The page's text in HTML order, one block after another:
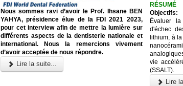
Nous sommes ravi d’avoir le Prof. Ihsane BEN
YAHYA, présidence élue de la FDI 2021 2023,
pour cet interview afin de mettre la lumière sur
différents aspects de la dentisterie nationale et
international. Nous la remercions vivement
d’avoir acceptée de nous répondre.
Lire la suite...
RÉSUMÉ
Objectifs:
Évaluer
d'échec
lithium, à
vie
(SSALT).
Lire